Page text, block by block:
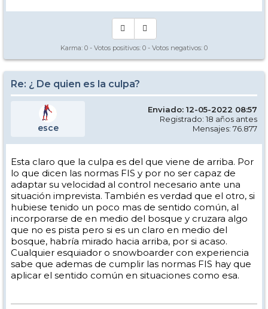
Karma: 0 - Votos positivos: 0 - Votos negativos: 0
Re: ¿ De quien es la culpa?
esce
Enviado: 12-05-2022 08:57
Registrado: 18 años antes
Mensajes: 76.877
Esta claro que la culpa es del que viene de arriba. Por
lo que dicen las normas FIS y por no ser capaz de
adaptar su velocidad al control necesario ante una
situación imprevista. También es verdad que el otro, si
hubiese tenido un poco mas de sentido común, al
incorporarse de en medio del bosque y cruzara algo
que no es pista pero si es un claro en medio del
bosque, habría mirado hacia arriba, por si acaso.
Cualquier esquiador o snowboarder con experiencia
sabe que ademas de cumplir las normas FIS hay que
aplicar el sentido común en situaciones como esa.